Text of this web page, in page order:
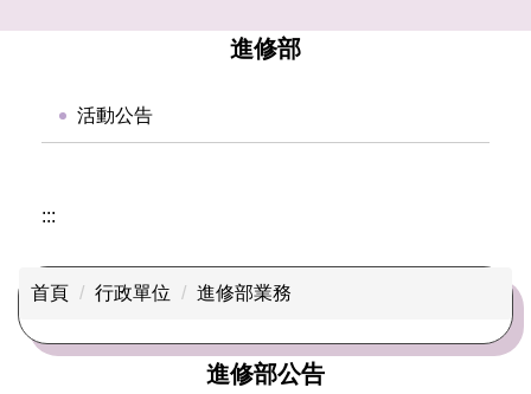
進修部
活動公告
:::
首頁 行政單位 進修部業務
進修部公告